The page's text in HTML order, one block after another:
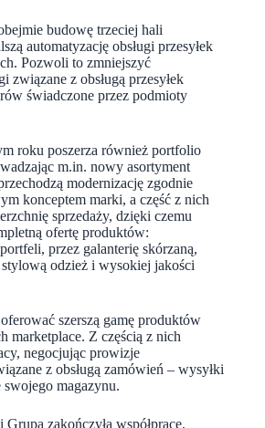
budowę trzeciej hali
automatyzację obsługi przesyłek
Pozwoli to zmniejszyć
związane z obsługą przesyłek
świadczone przez podmioty
roku poszerza również portfolio
m.in. nowy asortyment
modernizację zgodnie
konceptem marki, a część z nich
sprzedaży, dzięki czemu
ofertę produktów:
przez galanterię skórzaną,
odzież i wysokiej jakości
szerszą gamę produktów
marketplace. Z częścią z nich
negocjując prowizje
z obsługą zamówień – wysyłki
swojego magazynu.
zakończyła współpracę,